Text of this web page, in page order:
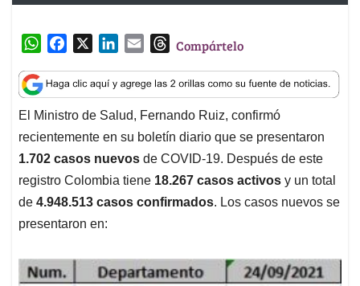
W
a
t
s
A
p
p
c
e
b
o
o
k
n
k
e
d
I
n
a
i
l
T
r
e
a
d
s
Compártelo
El Ministro de Salud, Fernando Ruiz, confirmó
recientemente en su boletín diario que se presentaron
1.702 casos nuevos de COVID-19. Después de este
registro Colombia tiene 18.267 casos activos y un total
de 4.948.513 casos confirmados. Los casos nuevos se
presentaron en: